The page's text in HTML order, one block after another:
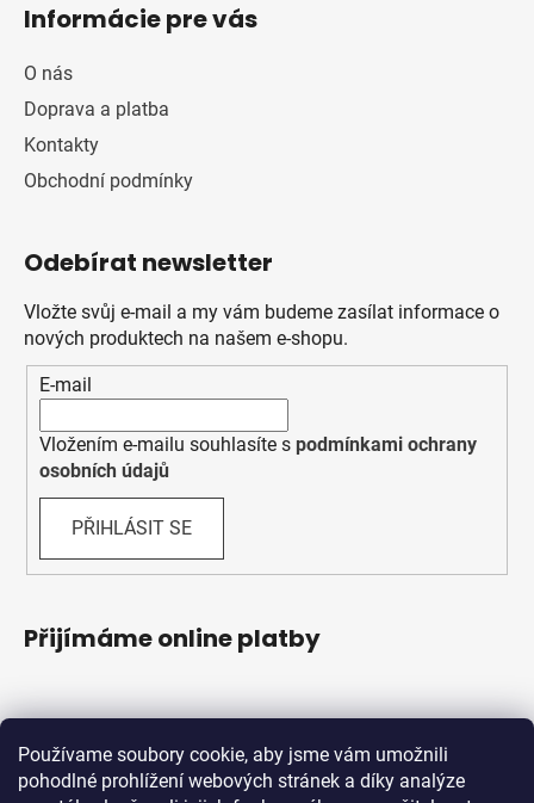
Používame soubory cookie, aby jsme vám umožnili
pohodlné prohlížení webových stránek a díky analýze
Informácie pre vás
O nás
Doprava a platba
Kontakty
Obchodní podmínky
Odebírat newsletter
Vložte svůj e-mail a my vám budeme zasílat informace o
nových produktech na našem e-shopu.
E-mail
Vložením e-mailu souhlasíte s podmínkami ochrany
osobních údajů
PŘIHLÁSIT SE
Přijímáme online platby